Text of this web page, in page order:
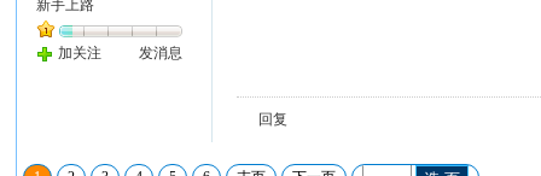
新手上路
加关注 发消息
回复